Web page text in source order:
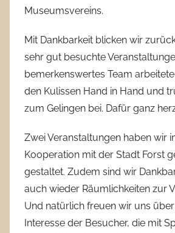
Museumsvereins.
Mit Dankbarkeit blicken wir
sehr gut besuchte
bemerkenswertes Team
den Kulissen Hand in Hand und
zum Gelingen bei. Dafür ganz
Zwei Veranstaltungen haben wir
Kooperation mit der Stadt Forst
gestaltet. Zudem sind wir
auch wieder Räumlichkeiten zur
Und natürlich freuen wir uns
Interesse der Besucher, die mit